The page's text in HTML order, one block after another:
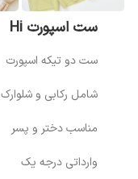
ست اسپورت Hi
ست دو تیکه اسپورت
شامل رکابی و شلوارک
مناسب دختر و پسر
وارداتی درجه یک